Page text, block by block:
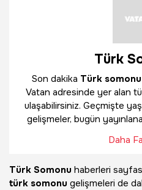
Türk
Son dakika Türk somonu
Vatan adresinde yer alan
ulaşabilirsiniz. Geçmişte
gelişmeler, bugün
Daha
Türk Somonu haberleri
türk somonu gelişmeleri de